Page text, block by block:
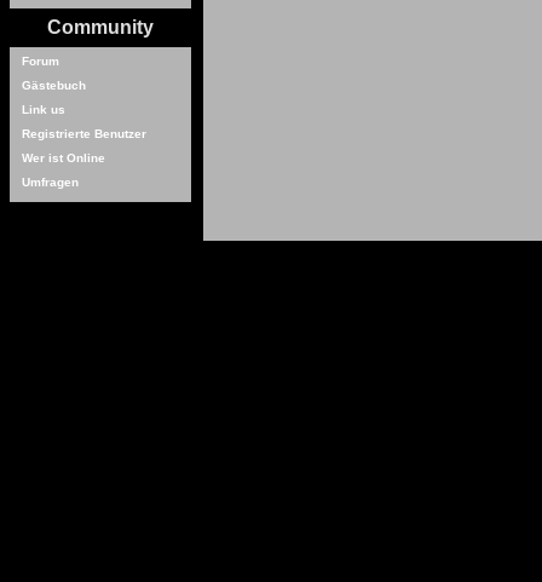
Community
Forum
Gästebuch
Link us
Registrierte Benutzer
Wer ist Online
Umfragen